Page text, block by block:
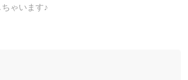
ゃいます♪